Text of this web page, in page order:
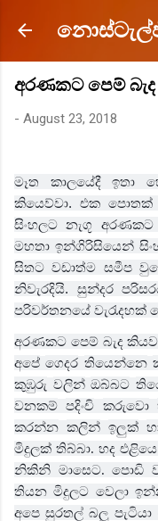
අරණකට පෙම් බැද
- August 23, 2018
මෑත කාලයේදී ඉතා
කියෙව්වා. එක පොතක්
සිංහලට නැගූ
මහතා ඉන්ගිරිසියෙන්
සිතට වඩාත්ම සමීප
නිවැරදියි. සුන්දර
පරිවර්තනයේ වැරැදහක්
අරණකට පෙම් බැද
අපේ ගෙදර තියෙන්නෙ
කුඹුරු වලින් ඔබ්බට
වනකම් පදිංචි කරුවො
කරන්න කලින් ඉලුක්
මිදුලක් තිබ්බා. හද එළියෙ
නිකිනි මාසෙට. පොඩි
තියන මිදුලට වෙලා
අපෙ සුරතල් බලු පැටියා